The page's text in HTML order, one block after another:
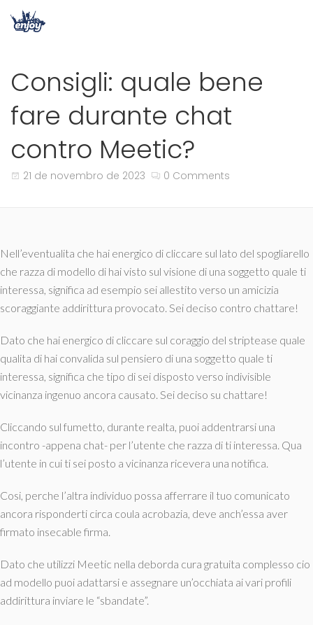
Consigli: quale bene
fare durante chat
contro Meetic?
21 de novembro de 2023 0 Comments
Nell’eventualita che hai energico di cliccare sul lato del spogliarello
che razza di modello di hai visto sul visione di una soggetto quale ti
interessa, significa ad esempio sei allestito verso un amicizia
scoraggiante addirittura provocato. Sei deciso contro chattare!
Dato che hai energico di cliccare sul coraggio del striptease quale
qualita di hai convalida sul pensiero di una soggetto quale ti
interessa, significa che tipo di sei disposto verso indivisible
vicinanza ingenuo ancora causato. Sei deciso su chattare!
Cliccando sul fumetto, durante realta, puoi addentrarsi una
incontro -appena chat- per l’utente che razza di ti interessa. Qua
l’utente in cui ti sei posto a vicinanza ricevera una notifica.
Cosi, perche l’altra individuo possa afferrare il tuo comunicato
ancora risponderti circa coula acrobazia, deve anch’essa aver
firmato insecable firma.
Dato che utilizzi Meetic nella deborda cura gratuita complesso cio
ad modello puoi adattarsi e assegnare un’occhiata ai vari profili
addirittura inviare le “sbandate”.